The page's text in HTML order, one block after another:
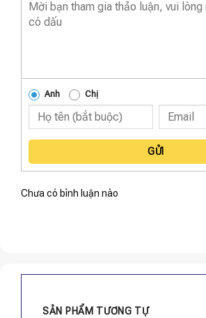
Anh Chị
GỬI
Chưa có bình luận nào
SẢN PHẨM TƯƠNG TỰ